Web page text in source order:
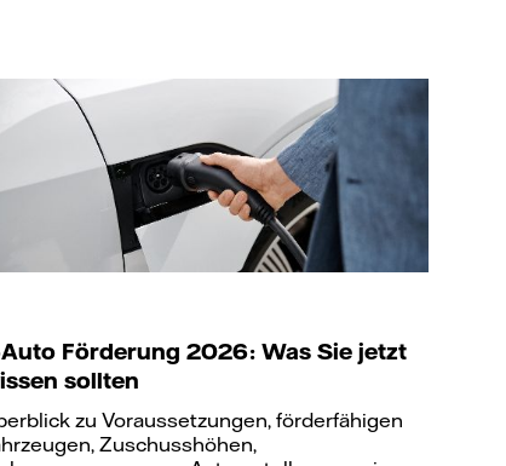
Auto Förderung 2026: Was Sie jetzt
sollten
zu Voraussetzungen, förderfähigen
Zuschusshöhen,